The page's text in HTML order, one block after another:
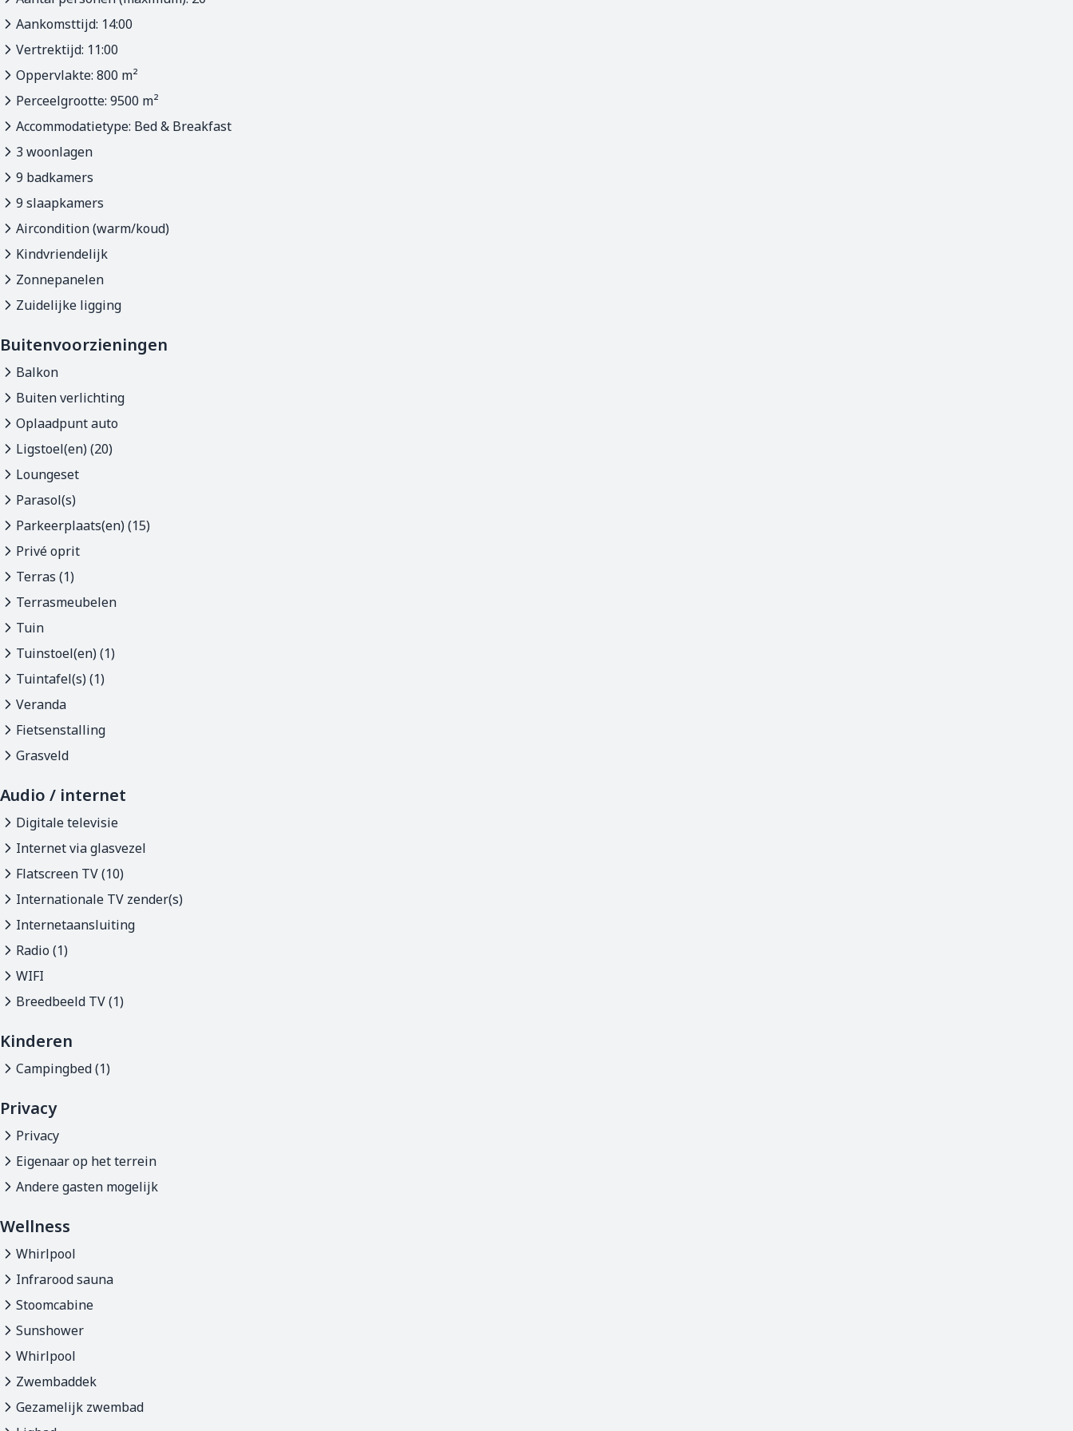
Onze wijnkelder biedt een uitstekende selectie van regionale en nationale wijnen.
De eigenaar, Jack Brouns
Aankomsttijd: 14:00
Vertrektijd: 11:00
Oppervlakte: 800 m²
Perceelgrootte: 9500 m²
Accommodatietype: Bed & Breakfast
3 woonlagen
9 badkamers
9 slaapkamers
Aircondition (warm/koud)
Kindvriendelijk
Zonnepanelen
Zuidelijke ligging
Buitenvoorzieningen
Balkon
Buiten verlichting
Oplaadpunt auto
Ligstoel(en) (20)
Loungeset
Parasol(s)
Parkeerplaats(en) (15)
Privé oprit
Terras (1)
Terrasmeubelen
Tuin
Tuinstoel(en) (1)
Tuintafel(s) (1)
Veranda
Fietsenstalling
Grasveld
Audio / internet
Digitale televisie
Internet via glasvezel
Flatscreen TV (10)
Internationale TV zender(s)
Internetaansluiting
Radio (1)
WIFI
Breedbeeld TV (1)
Kinderen
Campingbed (1)
Privacy
Privacy
Eigenaar op het terrein
Andere gasten mogelijk
Wellness
Whirlpool
Infrarood sauna
Stoomcabine
Sunshower
Whirlpool
Zwembaddek
Gezamelijk zwembad